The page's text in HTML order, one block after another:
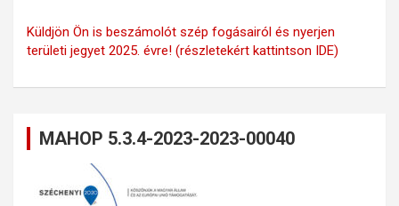
Küldjön Ön is beszámolót szép fogásairól és nyerjen
területi jegyet 2025. évre! (részletekért kattintson IDE)
MAHOP 5.3.4-2023-2023-00040